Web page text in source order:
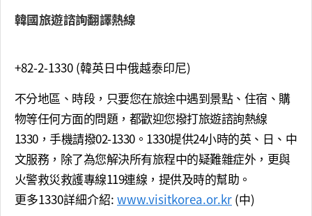
韓國旅遊諮詢翻譯熱線
+82-2-1330 (韓英日中俄越泰印尼)
不分地區、時段，只要您在旅途中遇到景點、住宿、購
物等任何方面的問題，都歡迎您撥打旅遊諮詢熱線
1330，手機請撥02-1330。1330提供24小時的英、日、中
文服務，除了為您解決所有旅程中的疑難雜症外，更與
火警救災救護專線119連線，提供及時的幫助。
更多1330詳細介紹: www.visitkorea.or.kr (中)